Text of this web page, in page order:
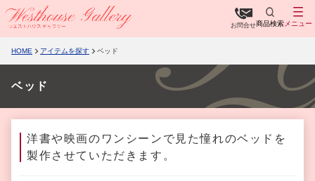
お問合せ商品検索 メニュー
HOME アイテムを探す ベッド
ベッド
洋書や映画のワンシーンで見た憧れのベッドを
製作させていただきます。